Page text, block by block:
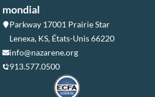
mondial
Parkway 17001 Prairie Star
Lenexa, KS, États-Unis 66220
info@nazarene.org
913.577.0500